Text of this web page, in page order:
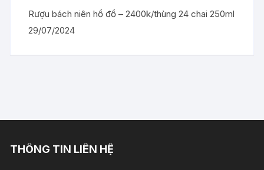
Rượu bách niên hồ đồ – 2400k/thùng 24 chai 250ml
29/07/2024
THÔNG TIN LIÊN HỆ